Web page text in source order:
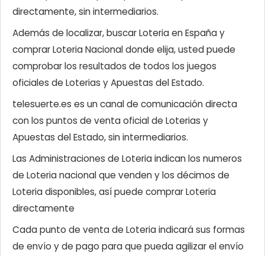
directamente, sin intermediarios.
Además de localizar, buscar Loteria en España y
comprar Loteria Nacional donde elija, usted puede
comprobar los resultados de todos los juegos
oficiales de Loterias y Apuestas del Estado.
telesuerte.es es un canal de comunicación directa
con los puntos de venta oficial de Loterias y
Apuestas del Estado, sin intermediarios.
Las Administraciones de Loteria indican los numeros
de Loteria nacional que venden y los décimos de
Loteria disponibles, así puede comprar Loteria
directamente
Cada punto de venta de Loteria indicará sus formas
de envío y de pago para que pueda agilizar el envío